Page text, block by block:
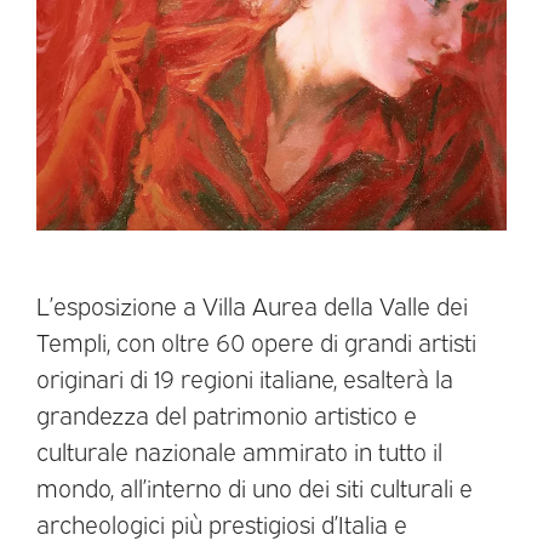
L’esposizione a Villa Aurea della Valle dei
Templi, con oltre 60 opere di grandi artisti
originari di 19 regioni italiane, esalterà la
grandezza del patrimonio artistico e
culturale nazionale ammirato in tutto il
mondo, all’interno di uno dei siti culturali e
archeologici più prestigiosi d’Italia e